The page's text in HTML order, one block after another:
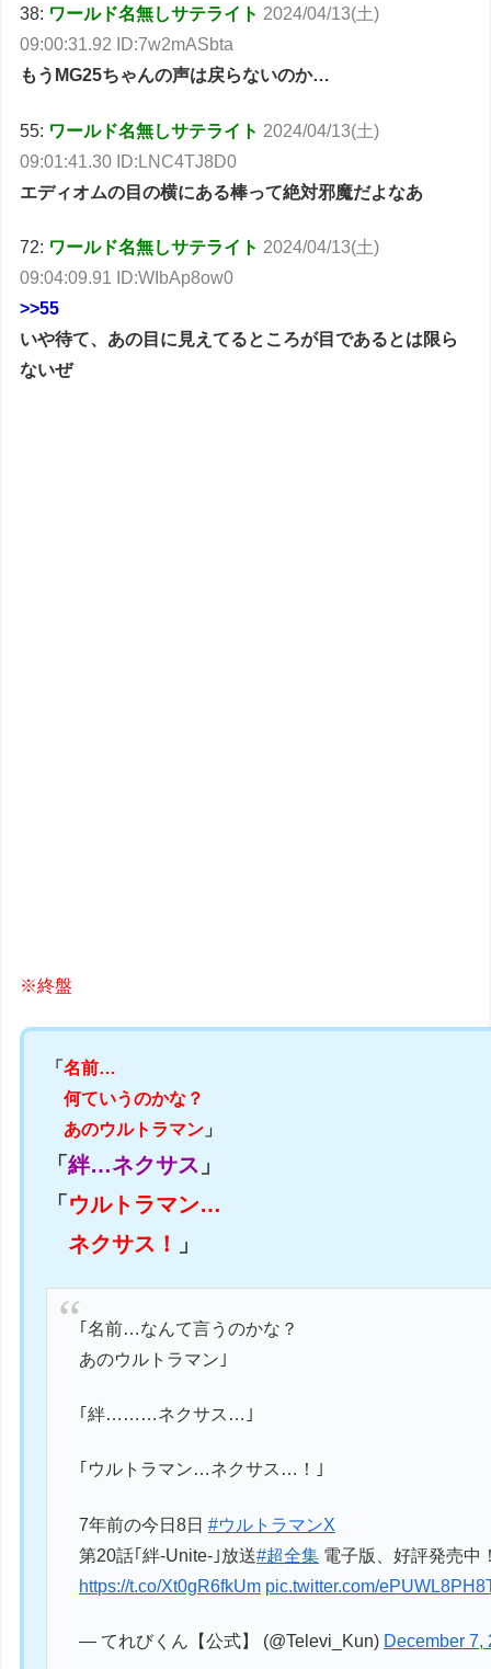
38: ワールド名無しサテライト 2024/04/13(土)
09:00:31.92 ID:7w2mASbta
もうMG25ちゃんの声は戻らないのか…
55: ワールド名無しサテライト 2024/04/13(土)
09:01:41.30 ID:LNC4TJ8D0
エディオムの目の横にある棒って絶対邪魔だよなあ
72: ワールド名無しサテライト 2024/04/13(土)
09:04:09.91 ID:WIbAp8ow0
>>55
いや待て、あの目に見えてるところが目であるとは限ら
ないぜ
※終盤
「名前…
何ていうのかな？
あのウルトラマン 」
「絆…ネクサス 」
「 ウルトラマン…
ネクサス！
」
｢名前…なんて言うのかな？
あのウルトラマン｣
｢絆………ネクサス…｣
｢ウルトラマン…ネクサス…！｣
7年前の今日8日#ウルトラマンX
第20話｢絆-Unite-｣放送#超全集 電子版、好評発売中
https://t.co/Xt0gR6fkUm pic.twitter.com/
— てれびくん【公式】 (@Televi_Kun) December 7,